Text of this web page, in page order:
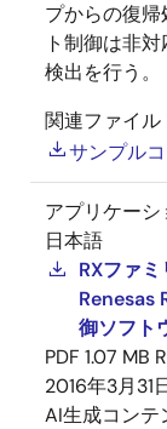
プからの復
ト制御は非
検出を行う。
関連ファイル
サンプル
アプリケーシ
日本語
RXファ
Renesas
御ソフト
PDF 1.07 MB
2016年3月31
AI生成コンテ